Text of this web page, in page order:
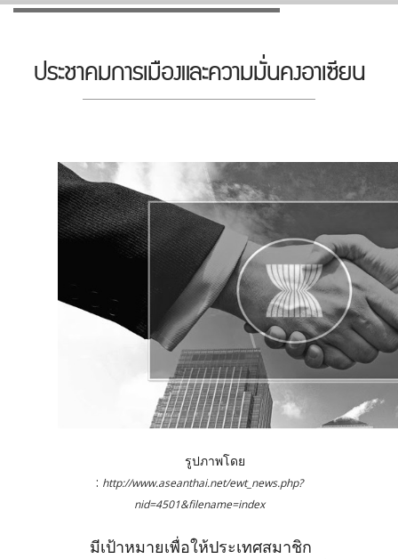
ประชาคมการเมืองและความมั่นคงอาเซียน
รูปภาพโดย
: http://www.aseanthai.net/ewt_news.php?
nid=4501&filename=index
มีเป้าหมายเพื่อให้ประเทศสมาชิก